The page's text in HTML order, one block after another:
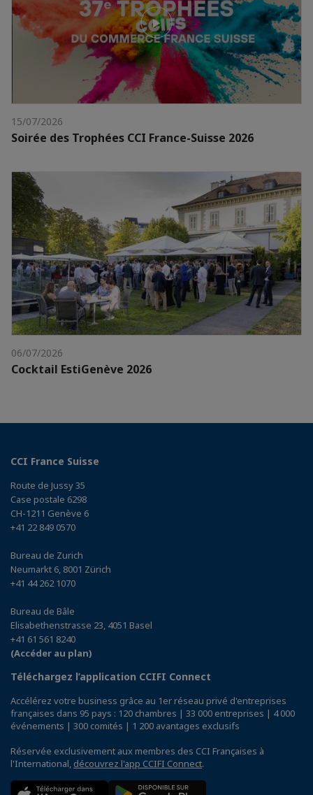
15/07/2026
Soirée des Trophées CCI France-Suisse 2026
06/07/2026
Cocktail EstiGenève 2026
CCI France Suisse
Route de Jussy 35
Case postale 6298
CH-1211 Genève 6
+41 22 849 0570
Bureau de Zurich
Neumarkt 6, 8001 Zürich
+41 44 262 1070
Bureau de Bâle
Elisabethenstrasse 23, 4051 Basel
+41 61 561 8240
(Accéder au plan)
Téléchargez l’application CCIFI Connect
Accélérez votre business grâce au 1er réseau privé d'entreprises
françaises dans 95 pays : 120 chambres | 33 000 entreprises | 4 000
événements | 300 comités | 1 200 avantages exclusifs
Réservée exclusivement aux membres des CCI Françaises à
l'International, découvrez l'app CCIFI Connect.